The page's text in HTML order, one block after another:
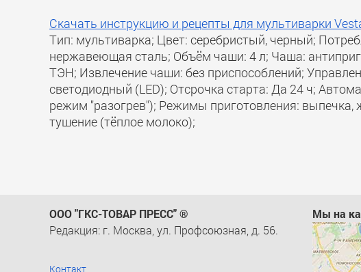
Скачать инструкцию и рецепты для мультиварки
Тип: мультиварка; Цвет: серебристый, черный;
нержавеющая сталь; Объём чаши: 4 л; Чаша:
ТЭН; Извлечение чаши: без приспособлений;
светодиодный (LED); Отсрочка старта: Да 24 ч;
режим "разогрев"); Режимы приготовления: выпечка,
тушение (тёплое молоко);
ООО "ГКС-ТОВАР ПРЕСС" ®
Редакция: г. Москва, ул. Профсоюзная, д. 56.
Контакт
Мы на